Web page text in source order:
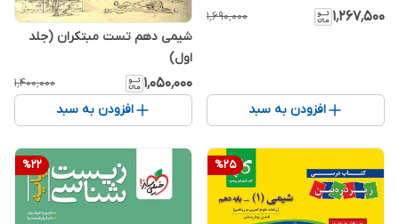
۱٬۲۶۷٬۵۰۰ ۱٬۶۹۰٬۰۰۰
افزودن به سبد
شیمی دهم تست مبتکران (جلد
اول)
۱٬۰۵۰٬۰۰۰ ۱٬۴۰۰٬۰۰۰
افزودن به سبد
%25
%22